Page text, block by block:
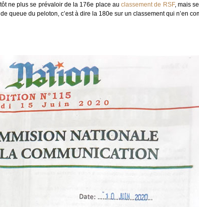
ne plus se prévaloir de la 176e place auclassement de RSF, mais
queue du peloton, c’est à dire la 180e sur un classement qui n’en